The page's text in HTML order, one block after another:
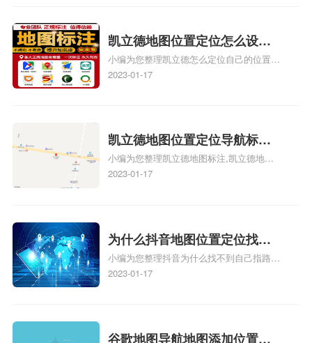
门指路人地图标注服务中心地址标注上地图
怎么弄相关地图标注知识，详情可查看下方
正文！
凯立德地图位置定位怎么设置
自己的指路人地图标注服务中
心名？凯立德地图位置定位怎
小编为您整理凯立德怎么定位自己的位置
啊、手机凯立德地图定位怎么设置往上走、
地图标注服务中心铺招牌相关地图标注知
识，详情可查看下方正文！
2023-01-17
凯立德地图位置定位导航标
注？凯立德地图位置定位,导航,
标注？
小编为您整理凯立德地图标注,凯立德地图
标注怎么做啊、凯立德地图标注,凯立德地
相关地图标注知识，详情可查看下方正文！
2023-01-17
为什么抖音地图位置定位找不
到了？抖音为什么找不到当前
定位了？
小编为您整理抖音为什么找不到自己指路人
地图标注服务中心铺的位置、地图位置更新
服务中心位置、抖音突然不显示定位了相关
2023-01-17
谷歌地图导航地图添加位置？